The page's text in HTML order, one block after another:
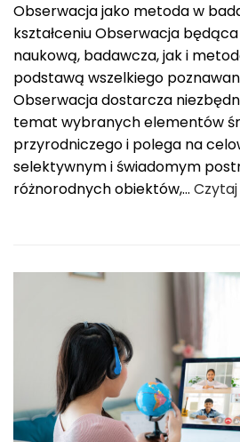
Obserwacja jako metoda w
kształceniu Obserwacja
naukową, badawcza, jak i
podstawą wszelkiego
Obserwacja dostarcza
temat wybranych elementów
przyrodniczego i polega na
selektywnym i świadomym
różnorodnych obiektów,… Czytaj